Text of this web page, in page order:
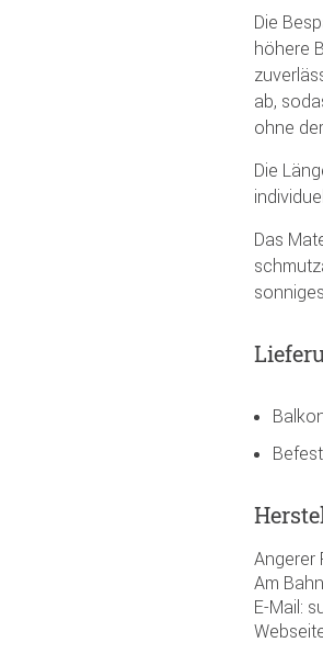
Die
höhere
ab,
ohne
Die
Das
Angerer
Am
E-Mail: